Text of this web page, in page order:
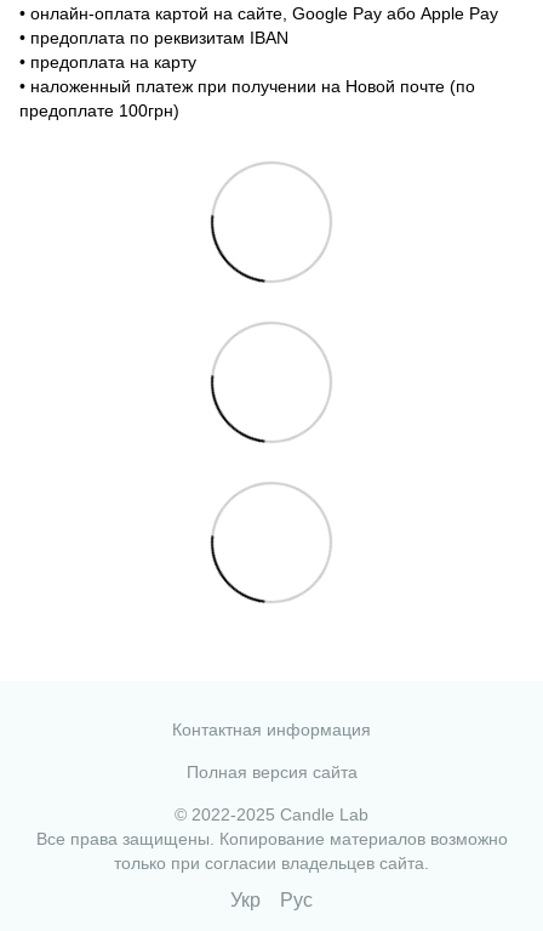
• онлайн-оплата картой на сайте, Google Pay або Apple Pay
• предоплата по реквизитам IBAN
• предоплата на карту
• наложенный платеж при получении на Новой почте (по
предоплате 100грн)
Контактная информация
Полная версия сайта
© 2022-2025 Candle Lab
Все права защищены. Копирование материалов возможно
только при согласии владельцев сайта.
Укр Рус